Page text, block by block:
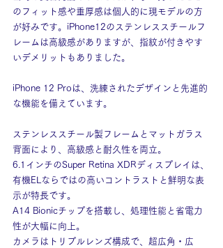
のフィット感や重厚感は個人的に現モデルの方
が好みです。iPhone12のステンレススチールフ
レームは高級感がありますが、指紋が付きやす
いデメリットもありました。
iPhone 12 Proは、洗練されたデザインと先進的
な機能を備えています。
ステンレススチール製フレームとマットガラス
背面により、高級感と耐久性を両立。
6.1インチのSuper Retina XDRディスプレイは、
有機ELならではの高いコントラストと鮮明な表
示が特長です。
A14 Bionicチップを搭載し、処理性能と省電力
性が大幅に向上。
カメラはトリプルレンズ構成で、超広角・広